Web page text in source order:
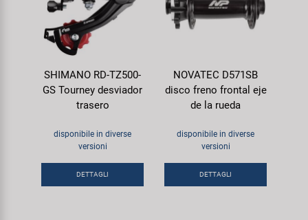
SHIMANO RD-TZ500-
GS Tourney desviador
trasero
disponibile in diverse
versioni
DETTAGLI
NOVATEC D571SB
disco freno frontal eje
de la rueda
disponibile in diverse
versioni
DETTAGLI